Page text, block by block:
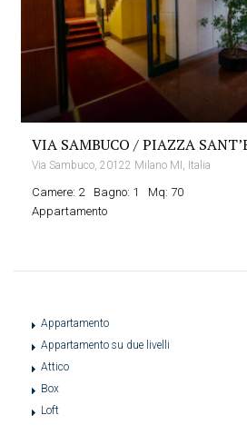
VIA SAMBUCO / PIAZZA
Via Sambuco, 20122 Milano MI, Italia
Camere: 2 Bagno: 1
Mq: 70
Appartamento
Appartamento
Appartamento su due livelli
Attico
Box
Loft